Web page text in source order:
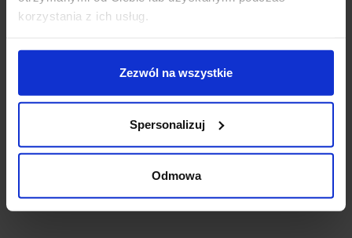
korzystania z ich usług.
Zezwól na wszystkie
Spersonalizuj
Odmowa
średnica (cm): 11,5
rodzaj trzonka: LED zintegrowany max moc źródła:
barwa światła: 3000K
możliwość ściemniania: Tak, za pośrednictwem
kolor lampy: biały, czarny
materiał: aluminium/ akryl
IP: 54